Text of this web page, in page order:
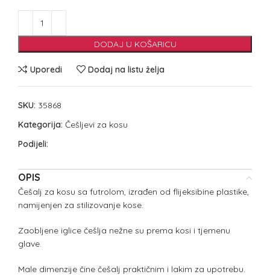
DODAJ U KOŠARICU
Uporedi Dodaj na listu želja
SKU: 35868
Kategorija: Češljevi za kosu
Podijeli:
OPIS
Češalj za kosu sa futrolom, izrađen od flijeksibine plastike,
namijenjen za stilizovanje kose.
Zaobljene iglice češlja nežne su prema kosi i tjemenu
glave.
Male dimenzije čine češalj praktičnim i lakim za upotrebu.